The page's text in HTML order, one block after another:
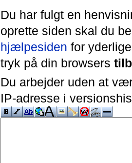
Du har fulgt en
oprette siden skal du
hjælpesiden for
tryk på din browsers
Du arbejder uden at
IP-adresse i